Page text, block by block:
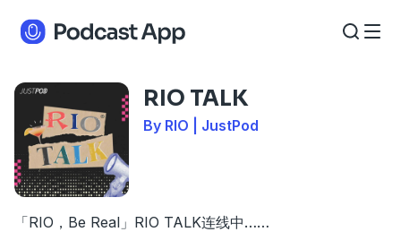
RIO TALK
By RIO | JustPod
「RIO，Be Real」RIO TALK连线中……